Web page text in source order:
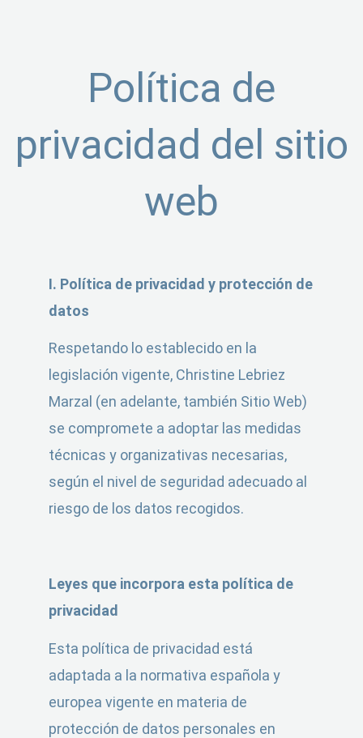
Política de
privacidad del sitio
web
I. Política de privacidad y protección de
datos
Respetando lo establecido en la
legislación vigente, Christine Lebriez
Marzal (en adelante, también Sitio Web)
se compromete a adoptar las medidas
técnicas y organizativas necesarias,
según el nivel de seguridad adecuado al
riesgo de los datos recogidos.
Leyes que incorpora esta política de
privacidad
Esta política de privacidad está
adaptada a la normativa española y
europea vigente en materia de
protección de datos personales en